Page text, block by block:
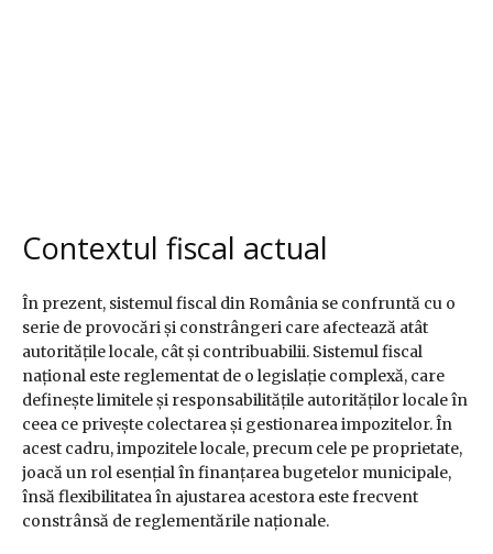
Contextul fiscal actual
În prezent, sistemul fiscal din România se confruntă cu o
serie de provocări și constrângeri care afectează atât
autoritățile locale, cât și contribuabilii. Sistemul fiscal
național este reglementat de o legislație complexă, care
definește limitele și responsabilitățile autorităților locale în
ceea ce privește colectarea și gestionarea impozitelor. În
acest cadru, impozitele locale, precum cele pe proprietate,
joacă un rol esențial în finanțarea bugetelor municipale,
însă flexibilitatea în ajustarea acestora este frecvent
constrânsă de reglementările naționale.